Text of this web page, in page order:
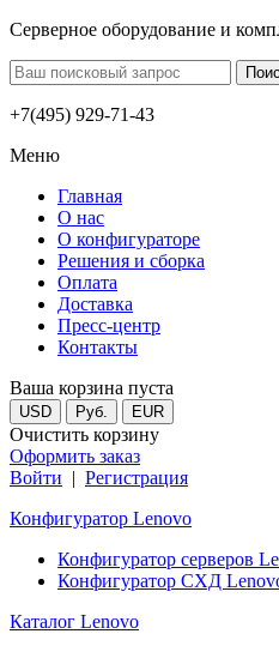
Серверное оборудование и
+7(495) 929-71-43
Меню
Главная
О нас
О конфигураторе
Решения и сборка
Оплата
Доставка
Пресс-центр
Контакты
Ваша корзина пуста
USD Руб. EUR
Очистить корзину
Оформить заказ
Войти | Регистрация
Конфигуратор Lenovo
Конфигуратор серверов
Конфигуратор СХД
Каталог Lenovo